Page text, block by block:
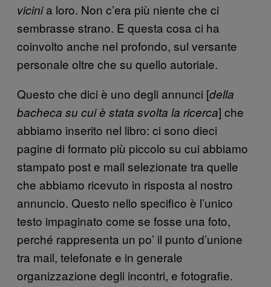
vicinia loro. Non c’era più niente che ci
sembrasse strano. E questa cosa ci ha
coinvolto anche nel profondo, sul versante
personale oltre che su quello autoriale.
Questo che dici è uno degli annunci [della
bacheca su cui è stata svolta la ricerca] che
abbiamo inserito nel libro: ci sono dieci
pagine di formato più piccolo su cui abbiamo
stampato post e mail selezionate tra quelle
che abbiamo ricevuto in risposta al nostro
annuncio. Questo nello specifico è l’unico
testo impaginato come se fosse una foto,
perché rappresenta un po’ il punto d’unione
tra mail, telefonate e in generale
organizzazione degli incontri, e fotografie.